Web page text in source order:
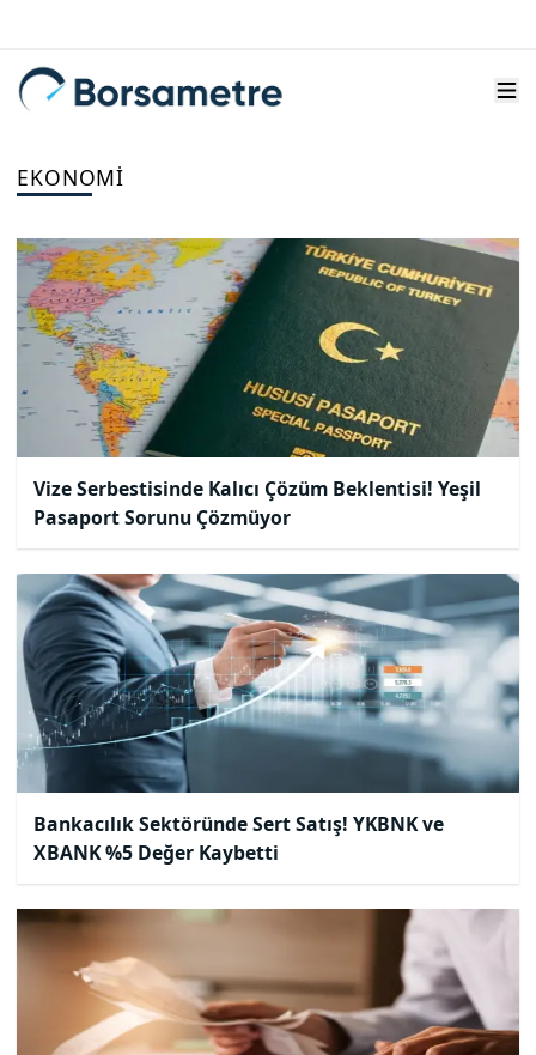
EKONOMI
Vize Serbestisinde Kalıcı Çözüm Beklentisi! Yeşil
Pasaport Sorunu Çözmüyor
Bankacılık Sektöründe Sert Satış! YKBNK ve
XBANK %5 Değer Kaybetti